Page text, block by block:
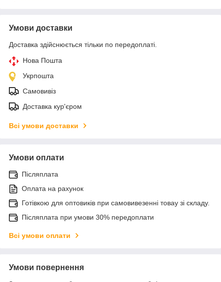
Умови доставки
Доставка здійснюється тільки по передоплаті.
Нова Пошта
Укрпошта
Самовивіз
Доставка кур'єром
Всі умови доставки
Умови оплати
Післяплата
Оплата на рахунок
Готівкою для оптовиків при самовивезенні товау зі складу.
Післяплата при умови 30% передоплати
Всі умови оплати
Умови повернення